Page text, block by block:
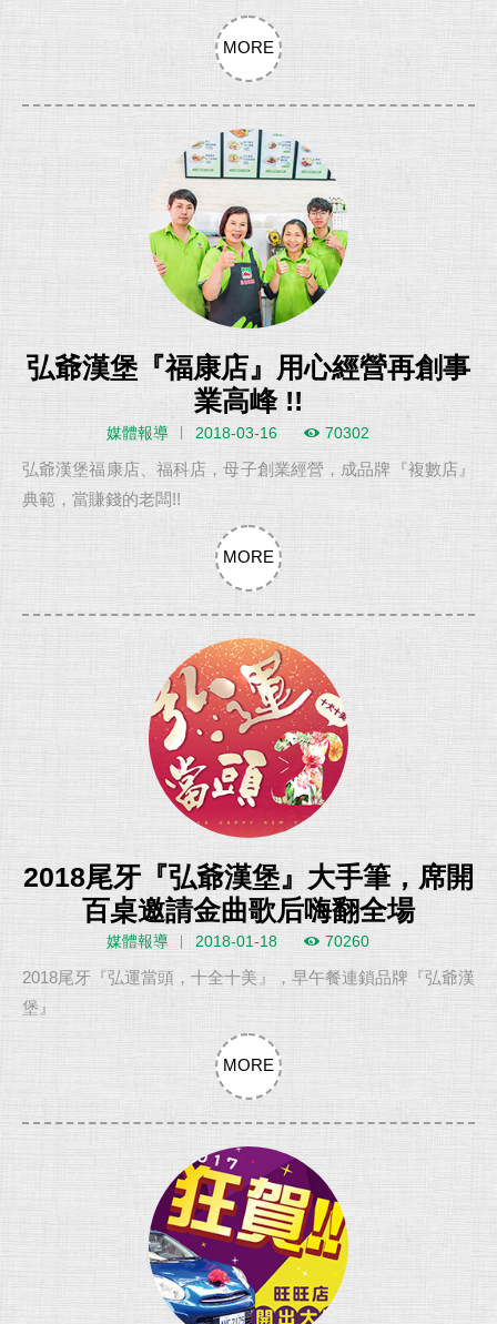
MORE
弘爺漢堡『福康店』用心經營再創事
業高峰 !!
媒體報導 2018-03-16 70302
弘爺漢堡福康店、福科店，母子創業經營，成品牌『複數店』
典範，當賺錢的老闆!!
MORE
2018尾牙『弘爺漢堡』大手筆，席開
百桌邀請金曲歌后嗨翻全場
媒體報導 2018-01-18 70260
2018尾牙『弘運當頭，十全十美』，早午餐連鎖品牌『弘爺漢
堡』
MORE